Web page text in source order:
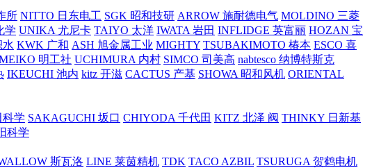
所 NITTO 日东电工 SGK 昭和技研 ARROW 施耐德电气 MOLDINO 三菱
学 UNIKA 尤尼卡 TAIYO 太洋 IWATA 岩田 INFLIDGE 英富丽 HOZAN 宝
水 KWK 广和 ASH 旭金属工业 MIGHTY TSUBAKIMOTO 椿本 ESCO 喜
明工社 UCHIMURA 内村 SIMCO 司美高 nabtesco 纳博特斯克
IKEUCHI 池内 kitz 开滋 CACTUS 产基 SHOWA 昭和风机 ORIENTAL
科学 SAKAGUCHI 坂口 CHIYODA 千代田 KITZ 北泽 阀 THINKY 日新基
科学
斯瓦洛 LINE 莱茵精机 TDK TACO AZBIL TSURUGA 贺鹤电机